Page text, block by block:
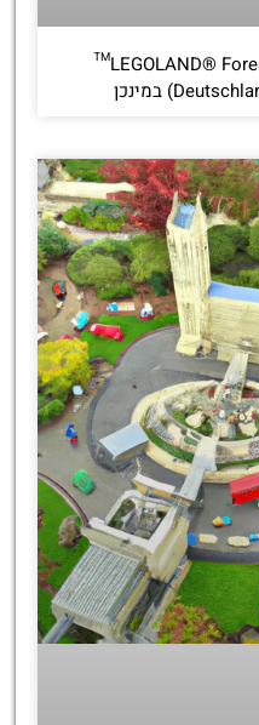
מתחם LEGOLAND® Forest Adventure Lodge™